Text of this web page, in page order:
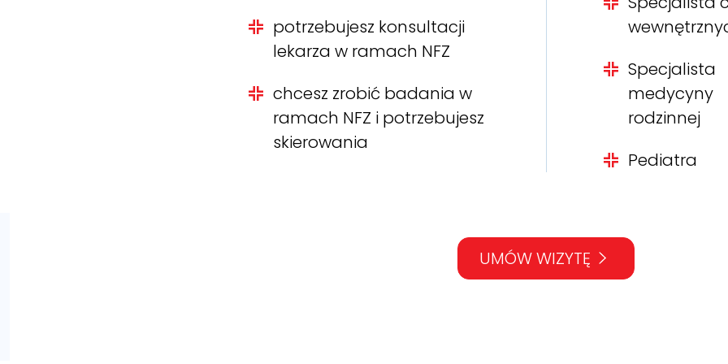
potrzebujesz konsultacji
lekarza w ramach NFZ
chcesz zrobić badania w
ramach NFZ i potrzebujesz
skierowania
Specjalista
medycyny
rodzinnej
Pediatra
UMÓW WIZYTĘ